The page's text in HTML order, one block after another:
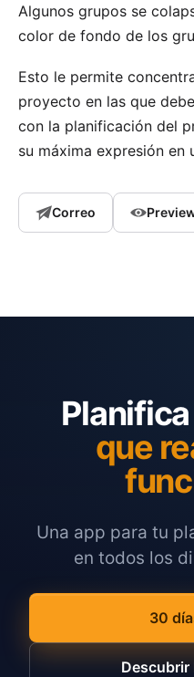
Algunos grupos se
color de fondo de los
Esto le permite
proyecto en las que
con la planificación del
su máxima expresión en
Correo
que
Una app para tu
en todos los
30
Descubrir